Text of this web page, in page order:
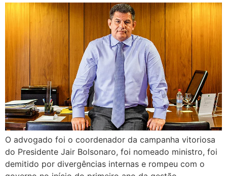
O advogado foi o coordenador da campanha vitoriosa
do Presidente Jair Bolsonaro, foi nomeado ministro, foi
demitido por divergências internas e rompeu com o